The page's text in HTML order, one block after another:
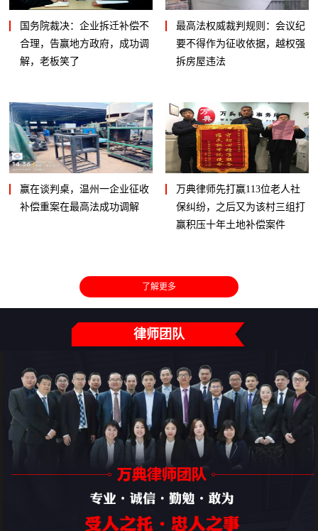
国务院裁决：企业拆迁补偿不
合理，告赢地方政府，成功调
解，老板笑了
最高法权威裁判规则：会议纪
要不得作为征收依据，越权强
拆房屋违法
赢在谈判桌，温州一企业征收
补偿重案在最高法成功调解
万典律师先打赢113位老人社
保纠纷，之后又为该村三组打
赢积压十年土地补偿案件
了解更多
律师团队